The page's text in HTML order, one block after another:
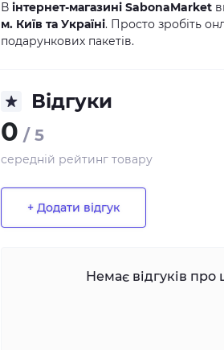
В інтернет-магазині SabonaMarket
м. Київ та Україні. Просто зробіть
подарункових пакетів.
Відгуки
0 / 5
середній рейтинг товару
+ Додати відгук
Немає відгуків про